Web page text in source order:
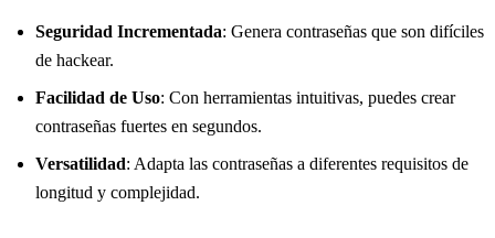
Seguridad Incrementada: Genera contraseñas que son difíciles
de hackear.
Facilidad de Uso: Con herramientas intuitivas, puedes crear
contraseñas fuertes en segundos.
Versatilidad: Adapta las contraseñas a diferentes requisitos de
longitud y complejidad.